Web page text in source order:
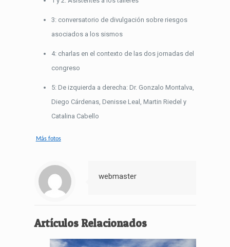
3: conversatorio de divulgación sobre riesgos
asociados a los sismos
4: charlas en el contexto de las dos jornadas del
congreso
5: De izquierda a derecha: Dr. Gonzalo Montalva,
Diego Cárdenas, Denisse Leal, Martin Riedel y
Catalina Cabello
Más fotos
webmaster
Artículos Relacionados